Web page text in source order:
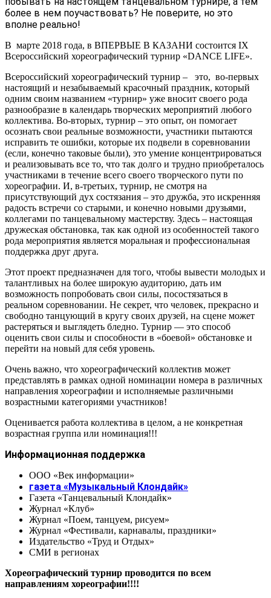
более в нем поучаствовать? Не поверите, но это
вполне реально!
В марте 2018 года, в ВПЕРВЫЕ В КАЗАНИ состоится IX
Всероссийский хореографический турнир «DANCE LIFE».
Всероссийский хореографический турнир – это, во-первых
настоящий и незабываемый красочный праздник, который
одним своим названием «турнир» уже вносит своего рода
разнообразие в календарь творческих мероприятий любого
коллектива. Во-вторых, турнир – это опыт, он помогает
осознать свои реальные возможности, участники пытаются
исправить те ошибки, которые их подвели в соревновании
(если, конечно таковые были), это умение концентрироваться
и реализовывать все то, что так долго и трудно приобреталось
участниками в течение всего своего творческого пути по
хореографии. И, в-третьих, турнир, не смотря на
присутствующий дух состязания – это дружба, это искренняя
радость встречи со старыми, и конечно новыми друзьями,
коллегами по танцевальному мастерству. Здесь – настоящая
дружеская обстановка, так как одной из особенностей такого
рода мероприятия является моральная и профессиональная
поддержка друг друга.
Этот проект предназначен для того, чтобы вывести молодых и
талантливых на более широкую аудиторию, дать им
возможность попробовать свои силы, посостязаться в
реальном соревновании. Не секрет, что человек, прекрасно и
свободно танцующий в кругу своих друзей, на сцене может
растеряться и выглядеть бледно. Турнир — это способ
оценить свои силы и способности в «боевой» обстановке и
перейти на новый для себя уровень.
Очень важно, что хореографический коллектив может
представлять в рамках одной номинации номера в различных
направления хореографии и исполняемые различными
возрастными категориями участников!
Оценивается работа коллектива в целом, а не конкретная
возрастная группа или номинация!!!
Информационная поддержка
ООО «Век информации»
газета «Музыкальный Клондайк»
Газета «Танцевальный Клондайк»
Журнал «Клуб»
Журнал «Поем, танцуем, рисуем»
Журнал «Фестивали, карнавалы, праздники»
Издательство «Труд и Отдых»
СМИ в регионах
Хореографический турнир проводится по всем
направлениям хореографии!!!!